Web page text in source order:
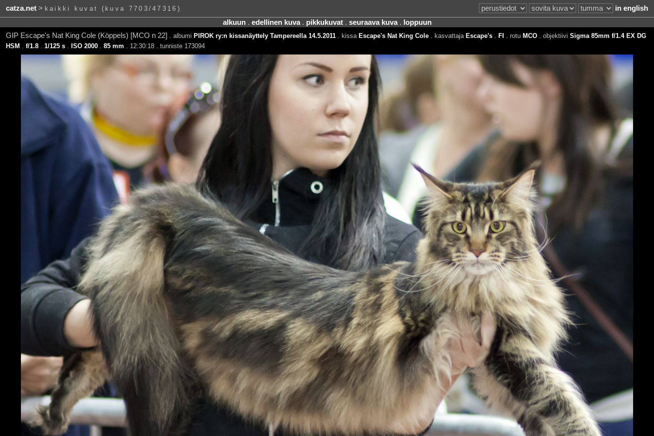
catza.net> kaikki kuvat (kuva 7703/47316)
in english
alkuun. edellinen kuva. pikkukuvat. seuraava kuva. loppuun
GIP Escape's Nat King Cole (Köppels) [MCO n 22]
. albumi PIROK ry:n kissanäyttely Tampereella 14.5.2011. kissa Escape's Nat King Cole. kasvattaja Escape's. FI . rotu MCO. objektiivi Sigma 85mm f/1.4 EX DG
HSM
f/1.8. 1/125 s. ISO 2000. 85 mm . 12:30:18 . tunniste 173094